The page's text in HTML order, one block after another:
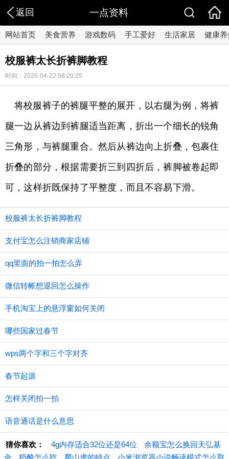
返回 一点资料
网站首页 美食营养 游戏数码 手工爱好 生活家居 健康养
校服裤太长折裤脚教程
时间：2026-04-22 08:20:25
将校服裤子的裤腿平整的展开，以右腿为例，将裤
腿一边从裤边到裤腿适当距离，折出一个细长的锐角
三角形，与裤腿重合。然后从裤边向上折叠，包裹住
折叠的部分，根据需要折三到四折后，裤脚被卷起即
可，这样折既保持了平整度，而且不容易下滑。
校服裤太长折裤脚教程
支付宝怎么注销商家店铺
qq里面的拍一拍怎么弄
微信转帐想退回怎么操作
手机淘宝上的悬浮窗如何关闭
哪些国家过春节
wps两个字和三个字对齐
春节起源
怎样关闭拍一拍
语音通话是什么意思
猜你喜欢： 4g内存适合32位还是64位
余额宝怎么换回天弘基
金
奶酪怎么吃 爬山虎的特点 小米浏览器小说畅读模式怎么取